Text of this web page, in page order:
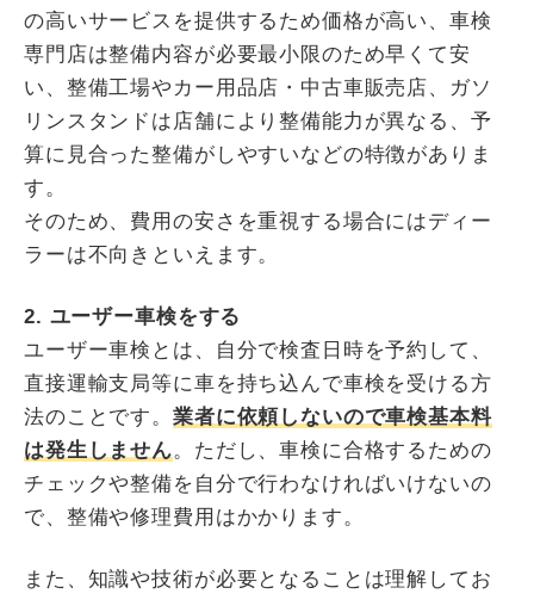
の高いサービスを提供するため価格が高い、車検
専門店は整備内容が必要最小限のため早くて安
い、整備工場やカー用品店・中古車販売店、ガソ
リンスタンドは店舗により整備能力が異なる、予
算に見合った整備がしやすいなどの特徴がありま
す。
そのため、費用の安さを重視する場合にはディー
ラーは不向きといえます。
2. ユーザー車検をする
ユーザー車検とは、自分で検査日時を予約して、
直接運輸支局等に車を持ち込んで車検を受ける方
法のことです。 業者に依頼しないので車検基本料
は発生しません。ただし、車検に合格するための
チェックや整備を自分で行わなければいけないの
で、整備や修理費用はかかります。
また、知識や技術が必要となることは理解してお